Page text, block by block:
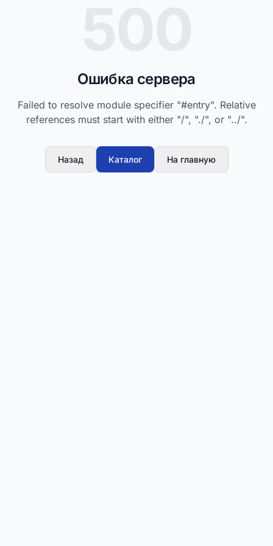
Ошибка сервера
Failed to resolve module specifier "#entry". Relative
references must start with either "/", "./", or "../".
Назад Каталог На главную